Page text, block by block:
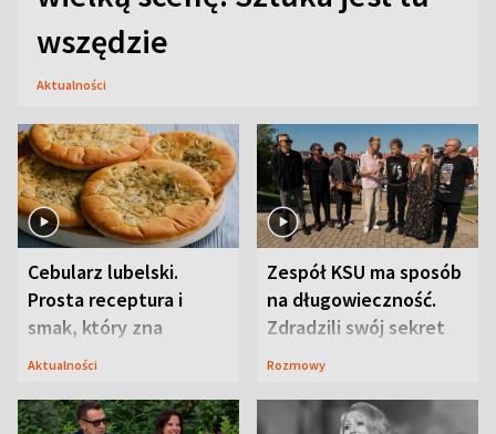
wszędzie
Aktualności
Cebularz lubelski.
Prosta receptura i
smak, który zna
Lubelszczyzna
Aktualności
Zespół KSU ma sposób
na długowieczność.
Zdradzili swój sekret
Rozmowy